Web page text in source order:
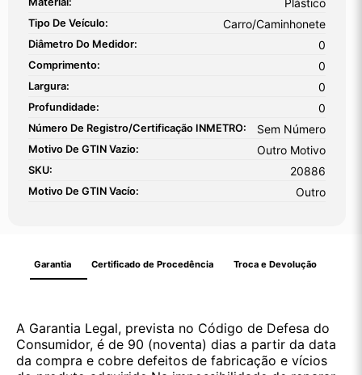
Plástico
Tipo De Veículo: Carro/Caminhonete
Diâmetro Do Medidor: 0
Comprimento: 0
Largura: 0
Profundidade: 0
Número De Registro/certificação INMETRO: Sem Número
Motivo De GTIN Vazio: Outro Motivo
SKU: 20886
Motivo De GTIN Vacío: Outro
Garantia Certificado de Procedência Troca e Devolução
A Garantia Legal, prevista no Código de Defesa do
Consumidor, é de 90 (noventa) dias a partir da data
da compra e cobre defeitos de fabricação e vícios